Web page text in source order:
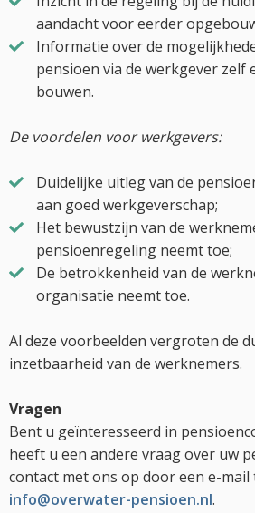
aandacht voor eerder
Informatie over de
pensioen via de werkgever zelf
bouwen.
De voordelen voor werkgevers:
Duidelijke uitleg van de
aan goed werkgeverschap;
Het bewustzijn van de
pensioenregeling neemt toe;
De betrokkenheid van de
organisatie neemt toe.
Al deze voorbeelden vergroten de
inzetbaarheid van de werknemers.
Vragen
Bent u geïnteresseerd in
heeft u een andere vraag over uw
contact met ons op door een e-
info@overwater-pensioen.nl.